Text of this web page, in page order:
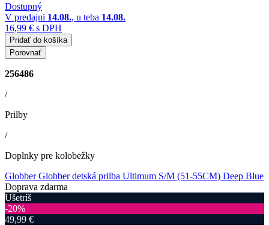
Dostupný
V predajni 14.08., u teba 14.08.
16,99 € s DPH
Pridať do košíka
Porovnať
256486
/
Prilby
/
Doplnky pre kolobežky
Globber Globber detská prilba Ultimum S/M (51-55CM) Deep Blue
Doprava zdarma
Ušetríš
‐20%
49,99 €